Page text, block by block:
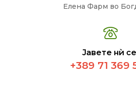
Елена Фарм во
Јавете нѝ
+389 71 369